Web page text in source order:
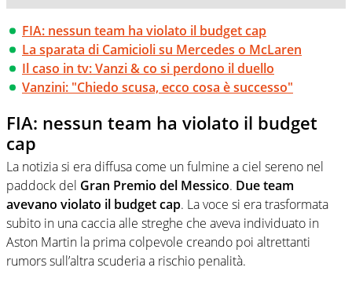
FIA: nessun team ha violato il budget cap
La sparata di Camicioli su Mercedes o McLaren
Il caso in tv: Vanzi & co si perdono il duello
Vanzini: "Chiedo scusa, ecco cosa è successo"
FIA: nessun team ha violato il budget
cap
La notizia si era diffusa come un fulmine a ciel sereno nel
paddock del Gran Premio del Messico. Due team
avevano violato il budget cap. La voce si era trasformata
subito in una caccia alle streghe che aveva individuato in
Aston Martin la prima colpevole creando poi altrettanti
rumors sull’altra scuderia a rischio penalità.